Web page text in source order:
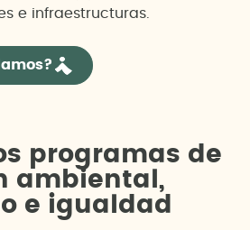
e infraestructuras.
programas de
ambiental,
e igualdad